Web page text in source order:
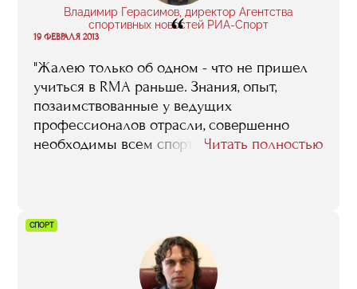
Владимир Герасимов, директор Агентства
спортивных новостей РИА-Спорт
“
19 ФЕВРАЛЯ 2013
"Жалею только об одном - что не пришел
учиться в RMA раньше. Знания, опыт,
позаимствованные у ведущих
профессионалов отрасли, совершенно
необходимы всем спортивнымЧитать полностью
СПОРТ